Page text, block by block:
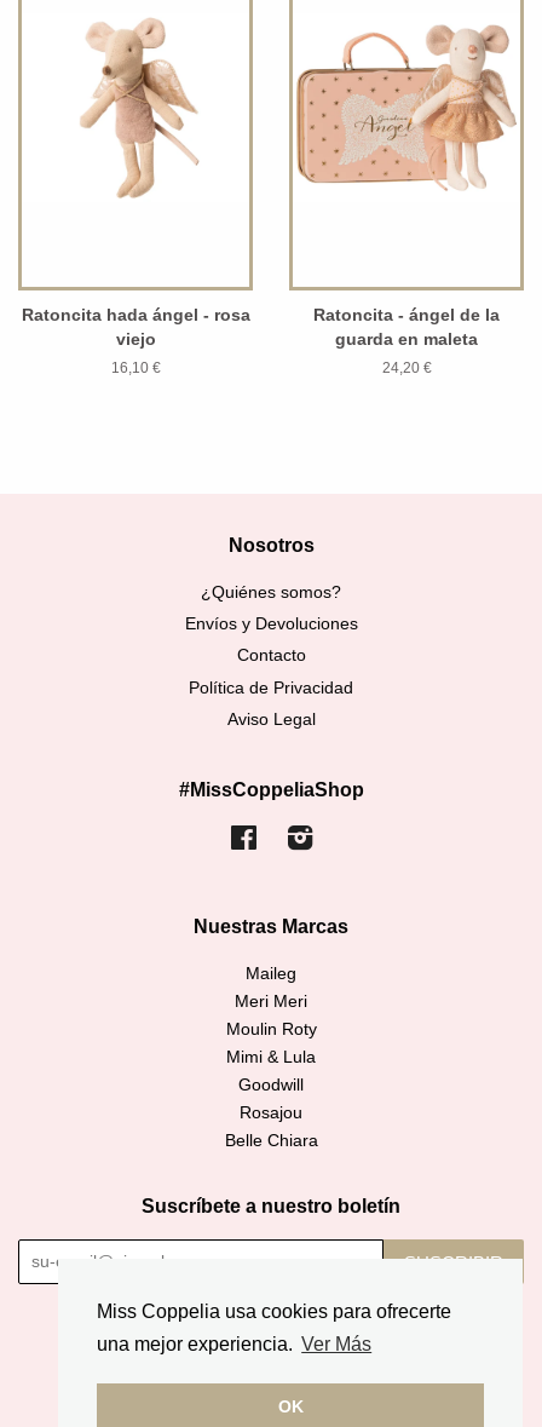
Miss Coppelia usa cookies para ofrecerte
una mejor experiencia. Ver Más
OK
Ratoncita hada ángel - rosa
viejo
16,10 €
Ratoncita - ángel de la
guarda en maleta
24,20 €
Nosotros
¿Quiénes somos?
Envíos y Devoluciones
Contacto
Política de Privacidad
Aviso Legal
#MissCoppeliaShop
FacebookInstagram
Nuestras Marcas
Maileg
Meri Meri
Moulin Roty
Mimi & Lula
Goodwill
Rosajou
Belle Chiara
Suscríbete a nuestro boletín
SUSCRIBIR
Copyright © 2026, Miss Coppelia
Apple
Google